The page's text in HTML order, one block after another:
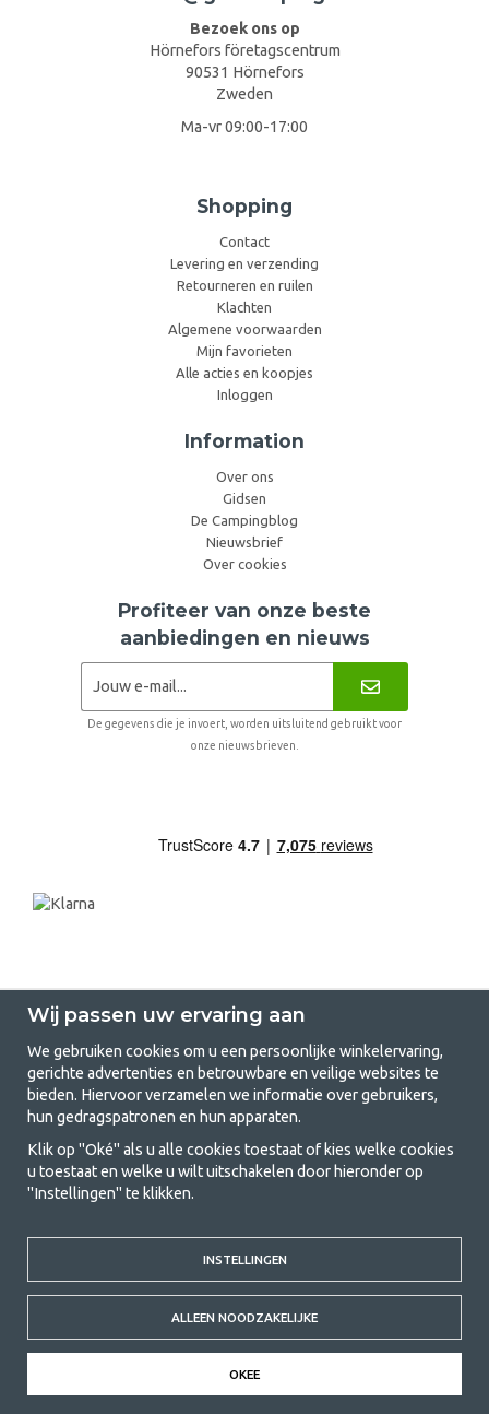
Bezoek ons op
Hörnefors företagscentrum
90531 Hörnefors
Zweden
Ma-vr 09:00-17:00
Shopping
Contact
Levering en verzending
Retourneren en ruilen
Klachten
Algemene voorwaarden
Mijn favorieten
Alle acties en koopjes
Inloggen
Information
Over ons
Gidsen
De Campingblog
Nieuwsbrief
Over cookies
Profiteer van onze beste
aanbiedingen en nieuws
De gegevens die je invoert, worden uitsluitend gebruikt voor
onze nieuwsbrieven.
GetCamping.nl - Jouw winkel voor
kamperen en buitenleven
Kamperen kan een levensstijl zijn of een manier om het gezin samen te
brengen voor een gezamenlijk avontuur. Welke categorie je ook kiest,
bij ons vind je alles wat je nodig hebt aan kampeeraccessoires. Wij
bieden wij zeer scherpe prijzen voor familietenten, caravanluifels en alle
andere uitrusting voor kamperen en buitenleven. Ons doel is om in elke
prijsklasse de beste kampeeruitrusting te leveren wat betreft kwaliteit
en functionaliteit. Neem gerust contact met ons op als je iets mist of
meer wilt weten.
© 2020 GetCamping. All rights reserved.
Wij passen uw ervaring aan
We gebruiken cookies om u een persoonlijke winkelervaring,
gerichte advertenties en betrouwbare en veilige websites te
bieden. Hiervoor verzamelen we informatie over gebruikers,
hun gedragspatronen en hun apparaten.
Klik op "Oké" als u alle cookies toestaat of kies welke cookies
u toestaat en welke u wilt uitschakelen door hieronder op
"Instellingen" te klikken.
INSTELLINGEN
ALLEEN NOODZAKELIJKE
OKEE